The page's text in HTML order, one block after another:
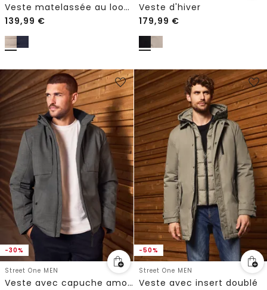
Veste matelassée au look biker
139,99 €
Veste d'hiver
179,99 €
-30%
Street One MEN
Veste avec capuche amovible
-50%
Street One MEN
Veste avec insert doublé